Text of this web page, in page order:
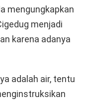
mengungkapkan
menjadi
karena adanya
adalah air, tentu